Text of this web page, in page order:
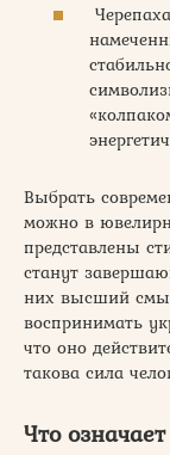
Выбрать
можно в
представлены
станут
них высший
воспринимать
что оно
такова сила
Что